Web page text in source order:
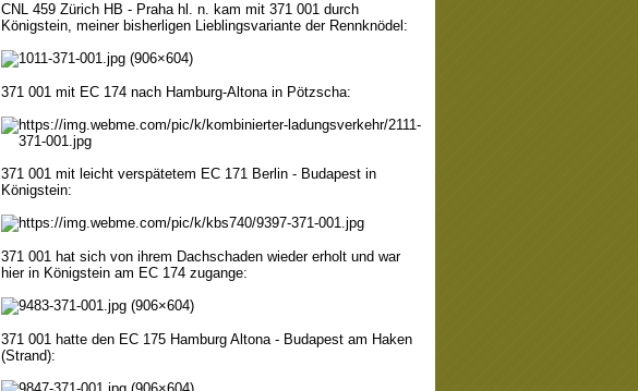
CNL 459 Zürich HB - Praha hl. n. kam mit 371 001 durch
Königstein, meiner bisherligen Lieblingsvariante der Rennknödel:
371 001 mit EC 174 nach Hamburg-Altona in Pötzscha:
371 001 mit leicht verspätetem EC 171 Berlin - Budapest in
Königstein:
371 001 hat sich von ihrem Dachschaden wieder erholt und war
hier in Königstein am EC 174 zugange:
371 001 hatte den EC 175 Hamburg Altona - Budapest am Haken
(Strand):